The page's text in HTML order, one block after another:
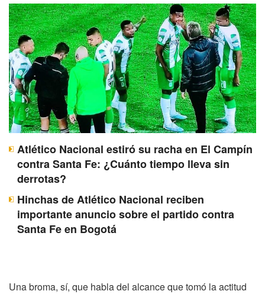
Atlético Nacional estiró su racha en El Campín
contra Santa Fe: ¿Cuánto tiempo lleva sin
derrotas?
Hinchas de Atlético Nacional reciben
importante anuncio sobre el partido contra
Santa Fe en Bogotá
Una broma, sí, que habla del alcance que tomó la actitud